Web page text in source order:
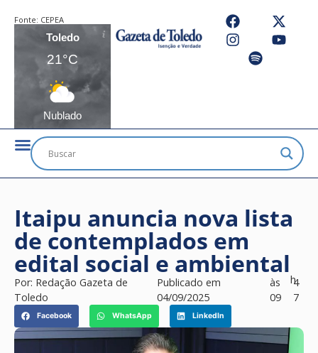
Fonte: CEPEA
Toledo
21°C
Nublado
Itaipu anuncia nova lista
de contemplados em
edital social e ambiental
Por: Redação Gazeta de
Toledo
Publicado em
04/09/2025
às
09
h4
7
Facebook WhatsApp LinkedIn